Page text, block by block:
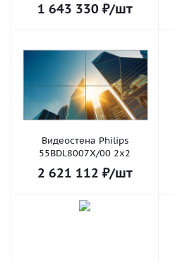
1 643 330 ₽/шт
Видеостена Philips
55BDL8007X/00 2x2
2 621 112 ₽/шт